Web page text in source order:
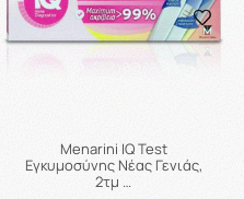
Menarini IQ Test
Εγκυμοσύνης Νέας Γενιάς,
2τμ …